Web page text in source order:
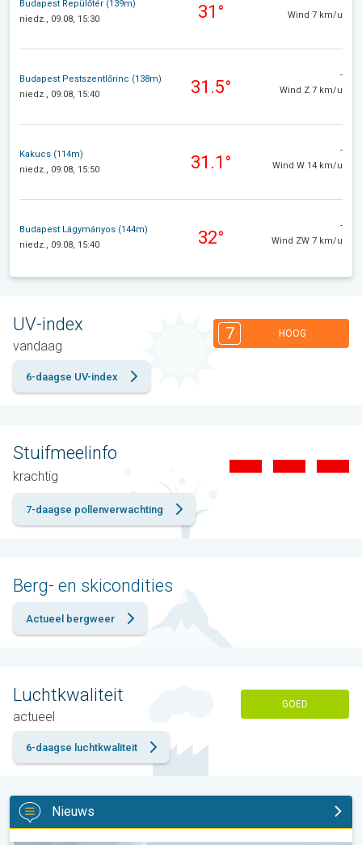
Budapest Repülőtér (139m)
niedz., 09.08, 15:30
31°
Wind 7 km/u
Budapest Pestszentlőrinc (138m)
niedz., 09.08, 15:40
31.5°
-
Wind Z 7 km/u
Kakucs (114m)
niedz., 09.08, 15:50
31.1°
-
Wind W 14 km/u
Budapest Lágymányos (144m)
niedz., 09.08, 15:40
32°
-
Wind ZW 7 km/u
UV-index
vandaag
7 HOOG
6-daagse UV-index
Stuifmeelinfo
krachtig
7-daagse pollenverwachting
Berg- en skicondities
Actueel bergweer
Luchtkwaliteit
actueel
GOED
6-daagse luchtkwaliteit
Nieuws